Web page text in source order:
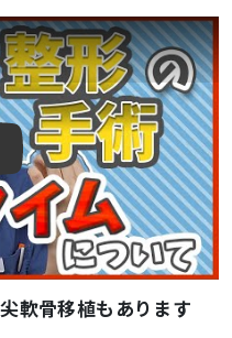
軟骨移植もあります